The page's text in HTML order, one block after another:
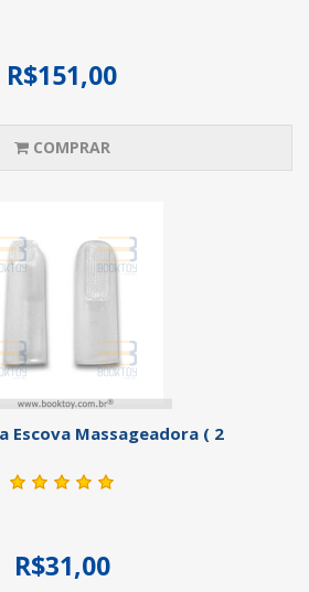
R$151,00
COMPRAR
Escova Massageadora ( 2
R$31,00